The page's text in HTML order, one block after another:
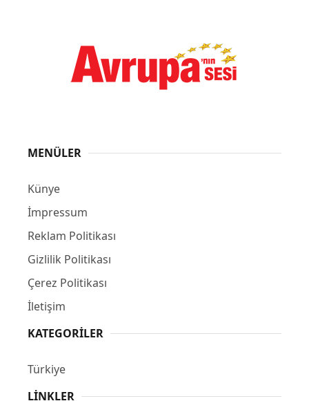
MENÜLER
Künye
İmpressum
Reklam Politikası
Gizlilik Politikası
Çerez Politikası
İletişim
KATEGORILER
Türkiye
LINKLER